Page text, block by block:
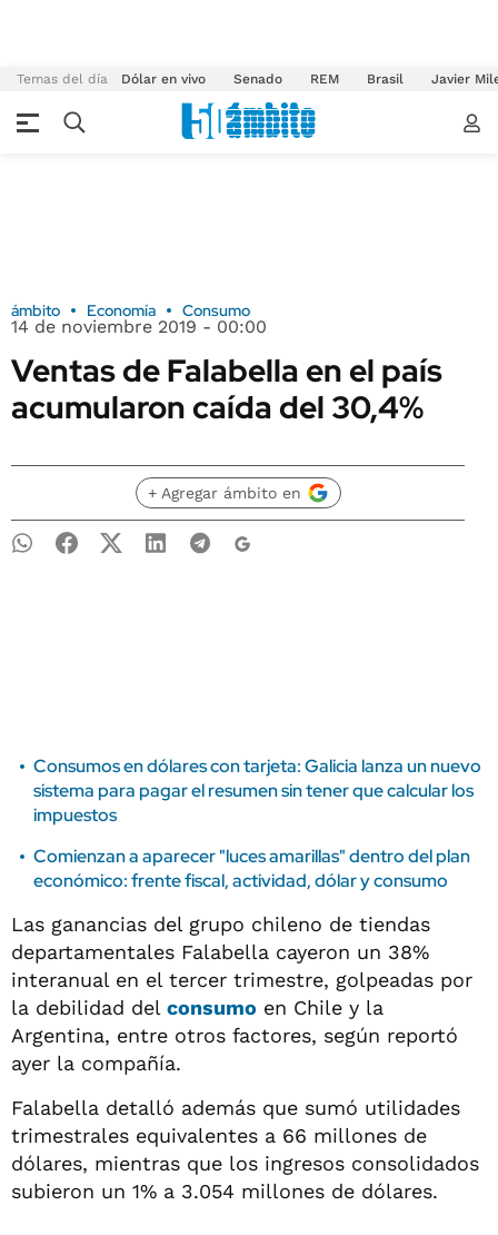
Temas del día Dólar en vivo Senado REM Brasil Javier
ámbito Economía Consumo
14 de noviembre 2019 - 00:00
Ventas de Falabella en el país
acumularon caída del 30,4%
+ Agregar ámbito en
Consumos en dólares con tarjeta: Galicia lanza un nuevo
sistema para pagar el resumen sin tener que calcular los
impuestos
Comienzan a aparecer "luces amarillas" dentro del plan
económico: frente fiscal, actividad, dólar y consumo
Las ganancias del grupo chileno de tiendas
departamentales Falabella cayeron un 38%
interanual en el tercer trimestre, golpeadas por
la debilidad del consumo en Chile y la
Argentina, entre otros factores, según reportó
ayer la compañía.
Falabella detalló además que sumó utilidades
trimestrales equivalentes a 66 millones de
dólares, mientras que los ingresos consolidados
subieron un 1% a 3.054 millones de dólares.